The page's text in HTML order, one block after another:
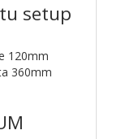
setup
120mm
360mm